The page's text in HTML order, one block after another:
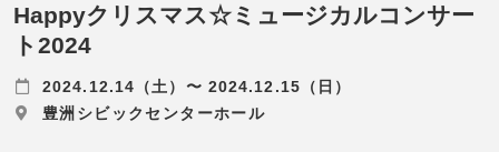
Happyクリスマス☆ミュージカルコンサー
ト2024
2024.12.14（土）〜 2024.12.15（日）
豊洲シビックセンターホール